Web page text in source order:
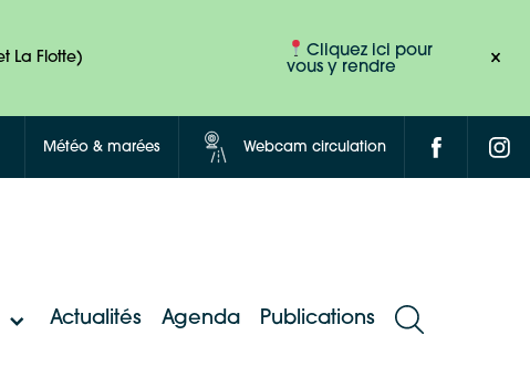
La Flotte)
Cliquez ici pour
vous y rendre
Météo & marées Webcam circulation
Actualités Agenda Publications